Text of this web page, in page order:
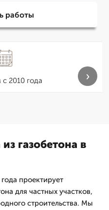
работы
2010 года ›
газобетона в
проектирует
для частных участков,
строительства. Мы